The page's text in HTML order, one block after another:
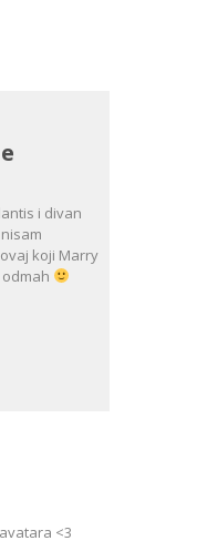
i divan
koji Marry
<3